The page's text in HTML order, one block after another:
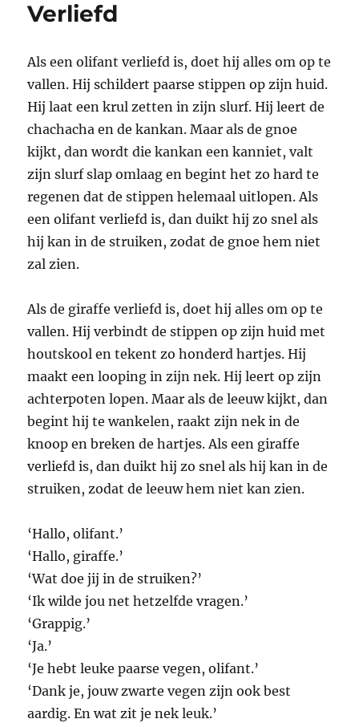
Verliefd
Als een olifant verliefd is, doet hij alles om op te
vallen. Hij schildert paarse stippen op zijn huid.
Hij laat een krul zetten in zijn slurf. Hij leert de
chachacha en de kankan. Maar als de gnoe
kijkt, dan wordt die kankan een kanniet, valt
zijn slurf slap omlaag en begint het zo hard te
regenen dat de stippen helemaal uitlopen. Als
een olifant verliefd is, dan duikt hij zo snel als
hij kan in de struiken, zodat de gnoe hem niet
zal zien.
Als de giraffe verliefd is, doet hij alles om op te
vallen. Hij verbindt de stippen op zijn huid met
houtskool en tekent zo honderd hartjes. Hij
maakt een looping in zijn nek. Hij leert op zijn
achterpoten lopen. Maar als de leeuw kijkt, dan
begint hij te wankelen, raakt zijn nek in de
knoop en breken de hartjes. Als een giraffe
verliefd is, dan duikt hij zo snel als hij kan in de
struiken, zodat de leeuw hem niet kan zien.
‘Hallo, olifant.’
‘Hallo, giraffe.’
‘Wat doe jij in de struiken?’
‘Ik wilde jou net hetzelfde vragen.’
‘Grappig.’
‘Ja.’
‘Je hebt leuke paarse vegen, olifant.’
‘Dank je, jouw zwarte vegen zijn ook best
aardig. En wat zit je nek leuk.’